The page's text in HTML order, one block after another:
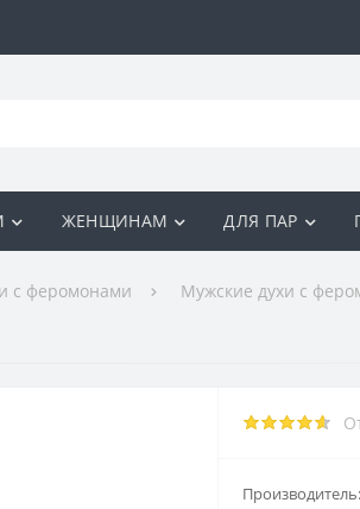
ЖЕНЩИНАМ ДЛЯ ПАР
с феромонами Мужские духи с
Производитель: